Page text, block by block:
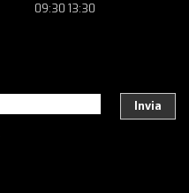
09:30 13:30
Invia